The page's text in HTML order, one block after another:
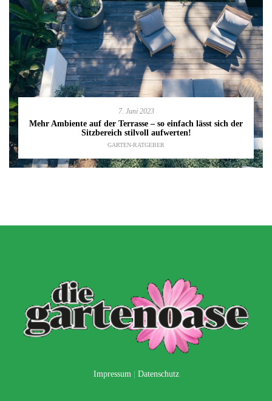
7. Juni 2023
Mehr Ambiente auf der Terrasse – so einfach lässt sich der
Sitzbereich stilvoll aufwerten!
GARTEN-RATGEBER
Impressum Datenschutz